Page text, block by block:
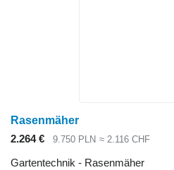
Rasenmäher
2.264 €
9.750 PLN ≈ 2.116 CHF
Gartentechnik - Rasenmäher